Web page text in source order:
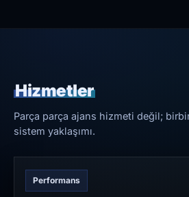
Hizmetler
Parça parça ajans hizmeti değil;
sistem yaklaşımı.
Performans